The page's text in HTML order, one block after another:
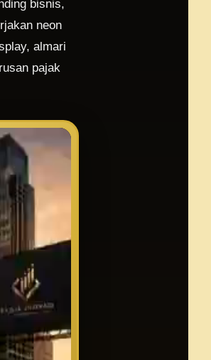
bisnis,
neon
almari
pajak